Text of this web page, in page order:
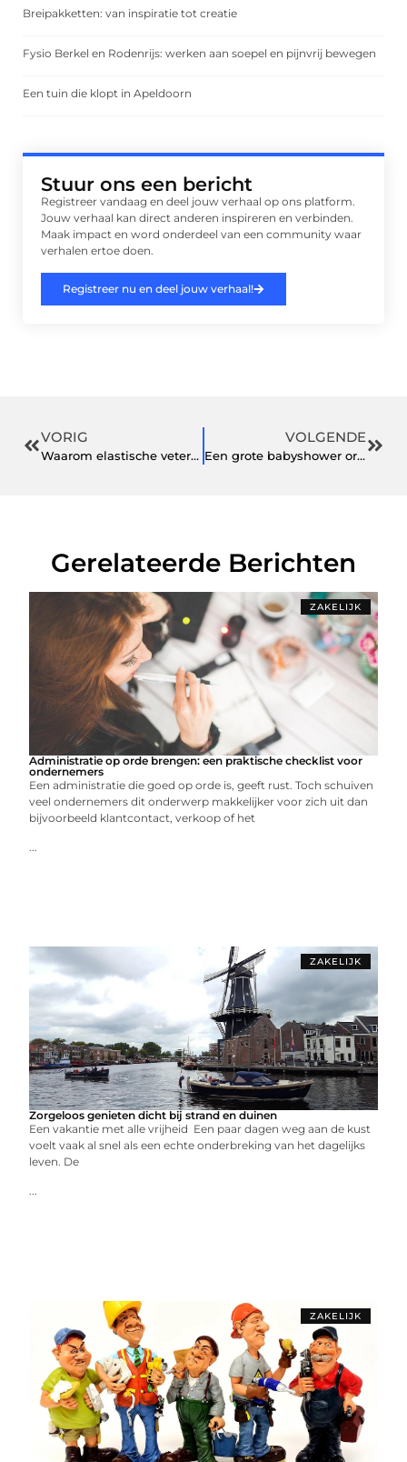
Breipakketten: van inspiratie tot creatie
Fysio Berkel en Rodenrijs: werken aan soepel en pijnvrij bewegen
Een tuin die klopt in Apeldoorn
Stuur ons een bericht
Registreer vandaag en deel jouw verhaal op ons platform.
Jouw verhaal kan direct anderen inspireren en verbinden.
Maak impact en word onderdeel van een community waar
verhalen ertoe doen.
Registreer nu en deel jouw verhaal!
VORIG
Waarom elastische veters wél werken (en gewone niet)
VOLGENDE
Een grote babyshower organiseren
Gerelateerde Berichten
ZAKELIJK
Administratie op orde brengen: een praktische checklist voor
ondernemers
Een administratie die goed op orde is, geeft rust. Toch schuiven
veel ondernemers dit onderwerp makkelijker voor zich uit dan
bijvoorbeeld klantcontact, verkoop of het
...
ZAKELIJK
Zorgeloos genieten dicht bij strand en duinen
Een vakantie met alle vrijheid Een paar dagen weg aan de kust
voelt vaak al snel als een echte onderbreking van het dagelijks
leven. De
...
ZAKELIJK